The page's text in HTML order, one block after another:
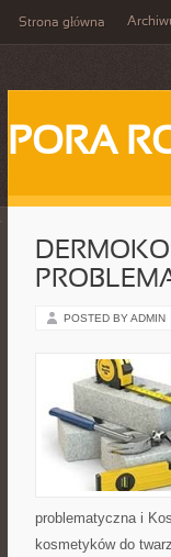
Strona główna
PORA
POSTED BY ADMIN
problematyczna i
kosmetyków do